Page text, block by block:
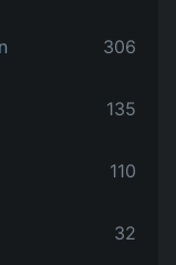
306
135
110
32